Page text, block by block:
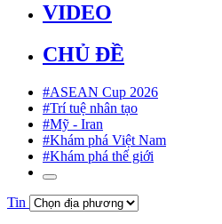
VIDEO
CHỦ ĐỀ
#ASEAN Cup 2026
#Trí tuệ nhân tạo
#Mỹ - Iran
#Khám phá Việt Nam
#Khám phá thế giới
Tin